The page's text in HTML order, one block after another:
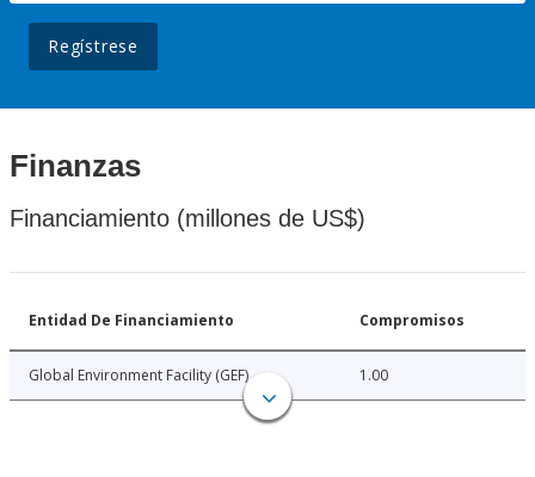
Regístrese
Finanzas
Financiamiento (millones de US$)
Entidad De Financiamiento Compromisos
Global Environment Facility (GEF) 1.00